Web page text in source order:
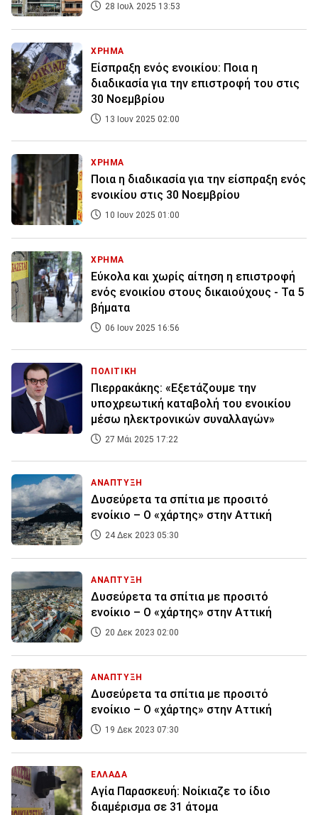
28 Ιουλ 2025 13:53
ΧΡΗΜΑ
Είσπραξη ενός ενοικίου: Ποια η
διαδικασία για την επιστροφή του στις
30 Νοεμβρίου
13 Ιουν 2025 02:00
ΧΡΗΜΑ
Ποια η διαδικασία για την είσπραξη ενός
ενοικίου στις 30 Νοεμβρίου
10 Ιουν 2025 01:00
ΧΡΗΜΑ
Εύκολα και χωρίς αίτηση η επιστροφή
ενός ενοικίου στους δικαιούχους - Τα 5
βήματα
06 Ιουν 2025 16:56
ΠΟΛΙΤΙΚΗ
Πιερρακάκης: «Εξετάζουμε την
υποχρεωτική καταβολή του ενοικίου
μέσω ηλεκτρονικών συναλλαγών»
27 Μάι 2025 17:22
ΑΝΑΠΤΥΞΗ
Δυσεύρετα τα σπίτια με προσιτό
ενοίκιο – Ο «χάρτης» στην Αττική
24 Δεκ 2023 05:30
ΑΝΑΠΤΥΞΗ
Δυσεύρετα τα σπίτια με προσιτό
ενοίκιο – Ο «χάρτης» στην Αττική
20 Δεκ 2023 02:00
ΑΝΑΠΤΥΞΗ
Δυσεύρετα τα σπίτια με προσιτό
ενοίκιο – Ο «χάρτης» στην Αττική
19 Δεκ 2023 07:30
ΕΛΛΑΔΑ
Αγία Παρασκευή: Νοίκιαζε το ίδιο
διαμέρισμα σε 31 άτομα